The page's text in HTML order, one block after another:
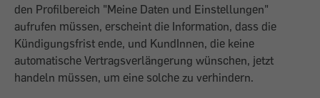
den Profilbereich "Meine Daten und Einstellungen"
aufrufen müssen, erscheint die Information, dass die
Kündigungsfrist ende, und KundInnen, die keine
automatische Vertragsverlängerung wünschen, jetzt
handeln müssen, um eine solche zu verhindern.